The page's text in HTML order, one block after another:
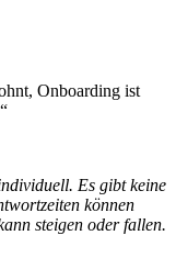
Onboarding ist
Es gibt keine
können
steigen oder fallen.